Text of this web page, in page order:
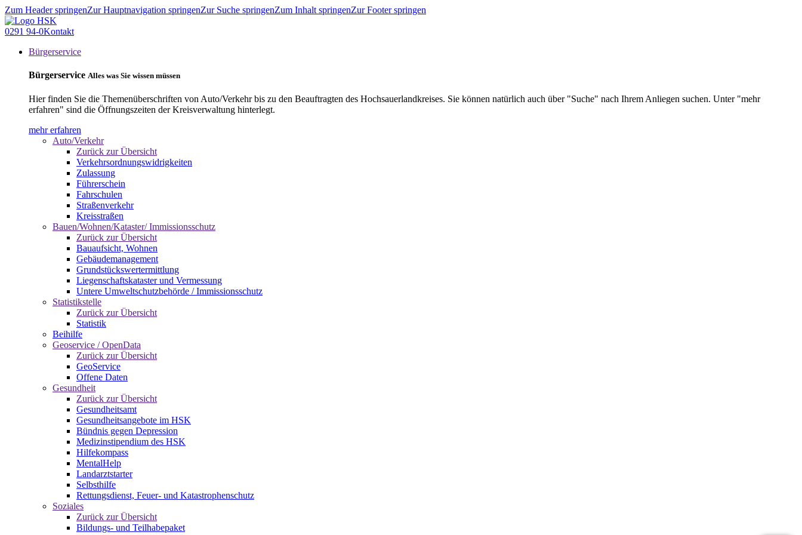
Zum Header springenZur Hauptnavigation springenZur Suche springenZum Inhalt springenZur Footer springen
0291 94-0Kontakt
Bürgerservice
Bürgerservice Alles was Sie wissen müssen
Hier finden Sie die Themenüberschriften von Auto/Verkehr bis zu den Beauftragten des Hochsauerlandkreises. Sie können natürlich auch über "Suche" nach Ihrem Anliegen suchen. Unter "mehr
erfahren" sind die Öffnungszeiten der Kreisverwaltung hinterlegt.
mehr erfahren
Auto/Verkehr
Zurück zur Übersicht
Verkehrsordnungswidrigkeiten
Zulassung
Führerschein
Fahrschulen
Straßenverkehr
Kreisstraßen
Bauen/Wohnen/Kataster/ Immissionsschutz
Zurück zur Übersicht
Bauaufsicht, Wohnen
Gebäudemanagement
Grundstückswertermittlung
Liegenschaftskataster und Vermessung
Untere Umweltschutzbehörde / Immissionsschutz
Statistikstelle
Zurück zur Übersicht
Statistik
Beihilfe
Geoservice / OpenData
Zurück zur Übersicht
GeoService
Offene Daten
Gesundheit
Zurück zur Übersicht
Gesundheitsamt
Gesundheitsangebote im HSK
Bündnis gegen Depression
Medizinstipendium des HSK
Hilfekompass
MentalHelp
Landarztstarter
Selbsthilfe
Rettungsdienst, Feuer- und Katastrophenschutz
Soziales
Zurück zur Übersicht
Bildungs- und Teilhabepaket